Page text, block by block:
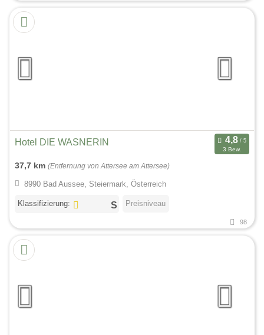
Hotel DIE WASNERIN
3 Bew.
37,7 km (Entfernung von Attersee am Attersee)
8990 Bad Aussee, Steiermark, Österreich
Klassifizierung: Preisniveau
98